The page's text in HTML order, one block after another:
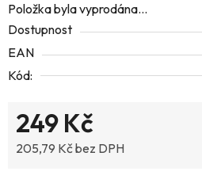
Položka byla vyprodána…
Dostupnost
EAN
Kód:
249 Kč
205,79 Kč bez DPH